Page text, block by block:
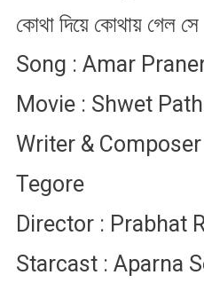
কোথা দিয়ে কোথায় গেল
Song : Amar
Movie : Shwet
Writer &
Tegore
Director : Prabhat
Starcast : Aparna